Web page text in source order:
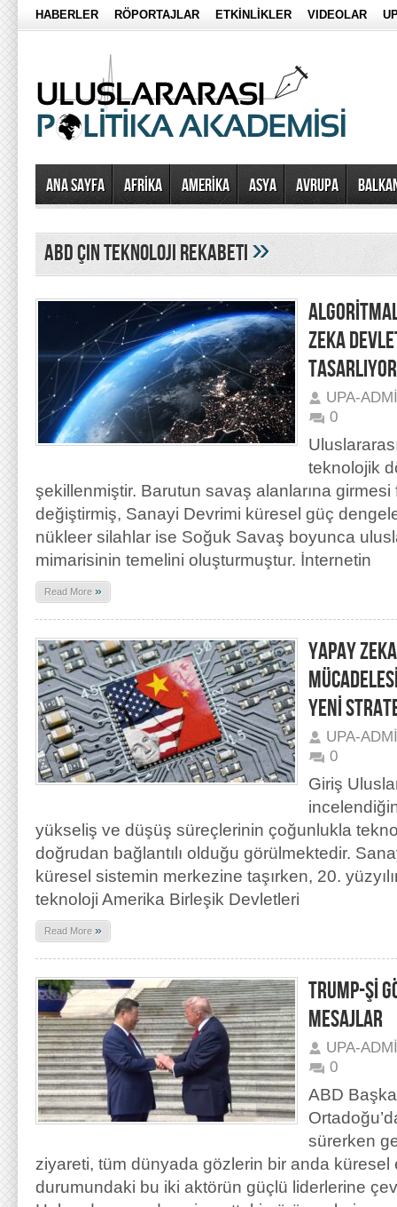
HABERLER RÖPORTAJLAR ETKİNLİKLER VIDEOLAR
Ana Sayfa AFRİKA AMERİKA ASYA AVRUPA
ABD Çin teknoloji rekabeti»
ZEKA
UPA-
0
teknolojik
şekillenmiştir. Barutun savaş alanlarına
değiştirmiş, Sanayi Devrimi küresel güç
nükleer silahlar ise Soğuk Savaş boyunca
mimarisinin temelini oluşturmuştur. İnternetin
Read More »
YAPAY
YENİ
UPA-
0
Giriş
yükseliş ve düşüş süreçlerinin çoğunlukla
doğrudan bağlantılı olduğu görülmektedir.
küresel sistemin merkezine taşırken, 20.
teknoloji Amerika Birleşik Devletleri
Read More »
TRUMP-Şİ
MESAJLAR
UPA-
0
ABD
sürerken
ziyareti, tüm dünyada gözlerin bir anda küresel
durumundaki bu iki aktörün güçlü liderlerine